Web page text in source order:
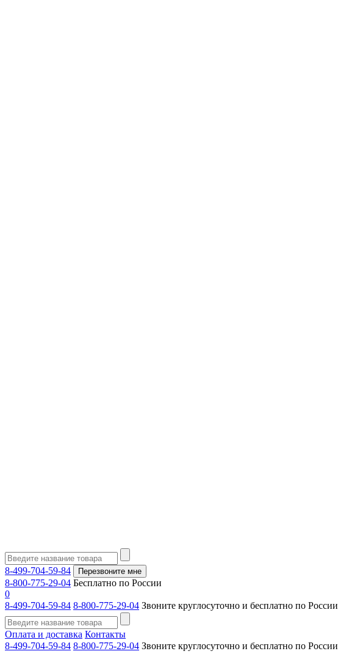
8-499-704-59-84 Перезвоните мне
8-800-775-29-04 Бесплатно по России
0
8-499-704-59-84 8-800-775-29-04 Звоните круглосуточно и бесплатно по России
Оплата и доставка Контакты
8-499-704-59-84 8-800-775-29-04 Звоните круглосуточно и бесплатно по России